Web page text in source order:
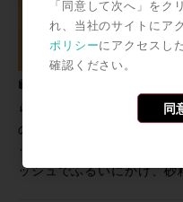
ら取り出された製品からサ
の機械を使ってバリと砂を
ット機用の集塵機。ここに
ッシュでふるいにかけ、
「同意して次へ」をク
れ、当社のサイトにア
ポリシーにアクセスし
確認ください。
同